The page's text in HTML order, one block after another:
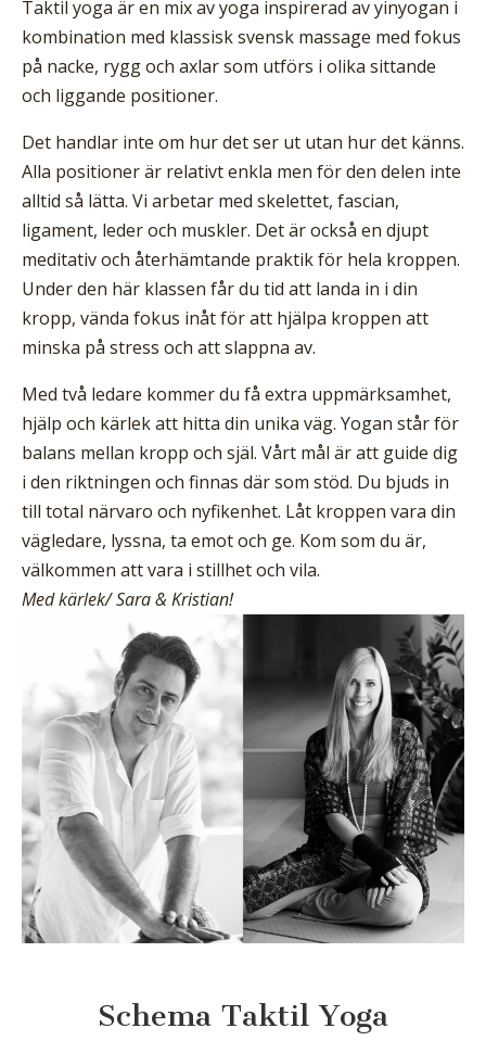
Taktil yoga är en mix av yoga inspirerad av yinyogan i
kombination med klassisk svensk massage med fokus
på nacke, rygg och axlar som utförs i olika sittande
och liggande positioner.
Det handlar inte om hur det ser ut utan hur det känns.
Alla positioner är relativt enkla men för den delen inte
alltid så lätta. Vi arbetar med skelettet, fascian,
ligament, leder och muskler. Det är också en djupt
meditativ och återhämtande praktik för hela kroppen.
Under den här klassen får du tid att landa in i din
kropp, vända fokus inåt för att hjälpa kroppen att
minska på stress och att slappna av.
Med två ledare kommer du få extra uppmärksamhet,
hjälp och kärlek att hitta din unika väg. Yogan står för
balans mellan kropp och själ. Vårt mål är att guide dig
i den riktningen och finnas där som stöd. Du bjuds in
till total närvaro och nyfikenhet. Låt kroppen vara din
vägledare, lyssna, ta emot och ge. Kom som du är,
välkommen att vara i stillhet och vila.
Med kärlek/ Sara & Kristian!
Schema Taktil Yoga